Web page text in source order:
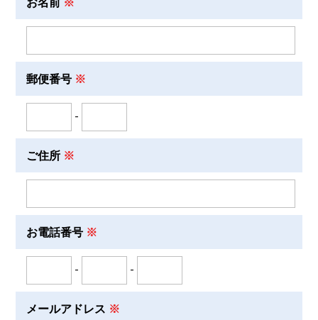
郵便番号
-
ご住所
お電話番号
- -
メールアドレス